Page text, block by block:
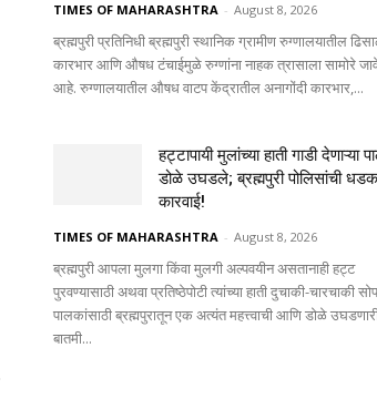
TIMES OF MAHARASHTRA - August 8, 2026
ब्रह्मपुरी प्रतिनिधी ब्रह्मपुरी स्थानिक ग्रामीण रुग्णालयातील
कारभार आणि औषध टंचाईमुळे रुग्णांना नाहक त्रासाला सामोरे
आहे. रुग्णालयातील औषध वाटप केंद्रातील अनागोंदी कारभार,...
हट्टापायी मुलांच्या हाती गाडी देणाऱ्या
डोळे उघडले; ब्रह्मपुरी पोलिसांची धडक
कारवाई!
TIMES OF MAHARASHTRA - August 8, 2026
ब्रह्मपुरी आपला मुलगा किंवा मुलगी अल्पवयीन असतानाही हट्ट
पुरवण्यासाठी अथवा प्रतिष्ठेपोटी त्यांच्या हाती दुचाकी-चारचाकी
पालकांसाठी ब्रह्मपुरातून एक अत्यंत महत्त्वाची आणि डोळे
बातमी...